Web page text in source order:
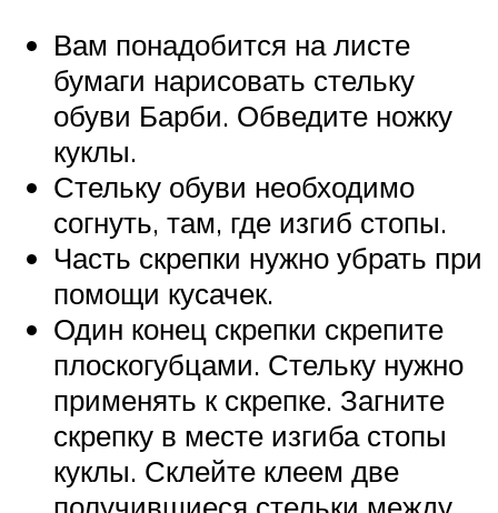
Вам понадобится на листе
бумаги нарисовать стельку
обуви Барби. Обведите ножку
куклы.
Стельку обуви необходимо
согнуть, там, где изгиб стопы.
Часть скрепки нужно убрать при
помощи кусачек.
Один конец скрепки скрепите
плоскогубцами. Стельку нужно
применять к скрепке. Загните
скрепку в месте изгиба стопы
куклы. Склейте клеем две